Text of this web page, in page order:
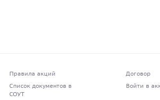
Правила акций
Список документов в
СОУТ
Договор
Войти в